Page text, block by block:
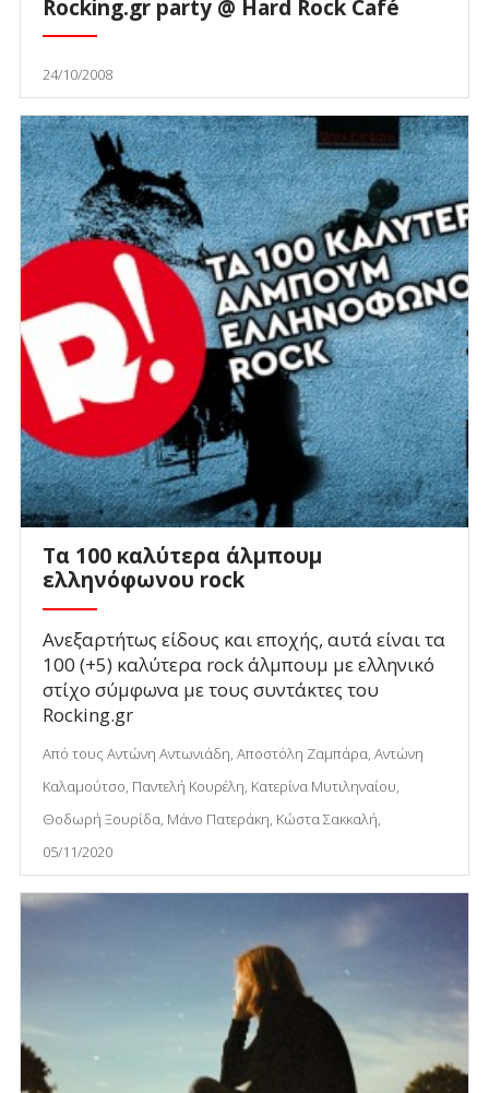
Rocking.gr party @ Hard Rock Café
24/10/2008
Τα 100 καλύτερα άλμπουμ
ελληνόφωνου rock
Ανεξαρτήτως είδους και εποχής, αυτά είναι τα
100 (+5) καλύτερα rock άλμπουμ με ελληνικό
στίχο σύμφωνα με τους συντάκτες του
Rocking.gr
Από τους Αντώνη Αντωνιάδη, Αποστόλη Ζαμπάρα, Αντώνη
Καλαμούτσο, Παντελή Κουρέλη, Κατερίνα Μυτιληναίου,
Θοδωρή Ξουρίδα, Μάνο Πατεράκη, Κώστα Σακκαλή,
05/11/2020